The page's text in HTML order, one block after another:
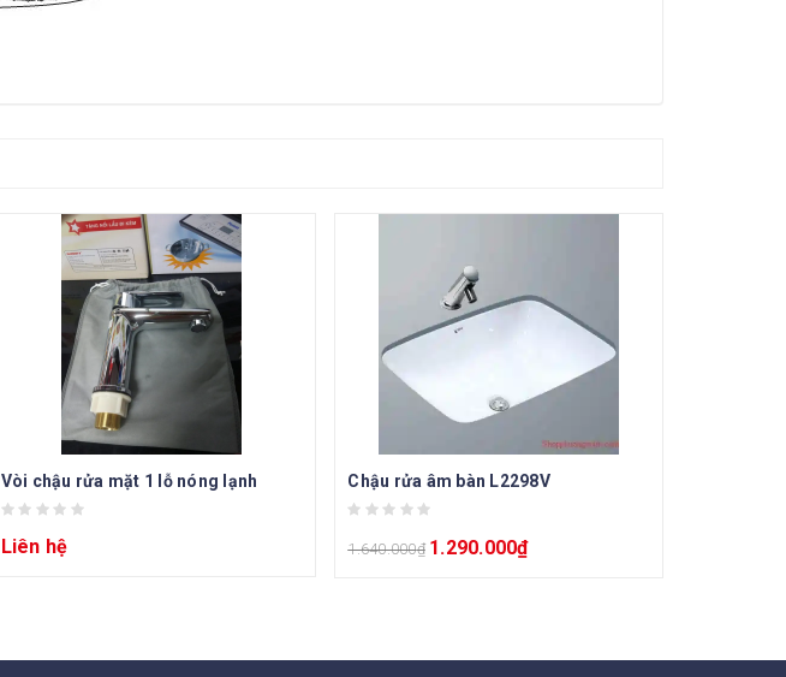
Vòi chậu rửa mặt 1 lỗ nóng lạnh
Liên hệ
Chậu rửa âm bàn L2298V
1.640.000₫ 1.290.000₫